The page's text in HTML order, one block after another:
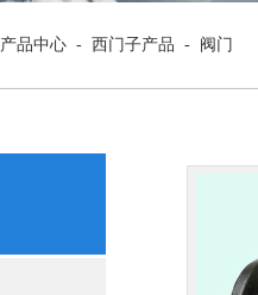
产品中心 - 西门子产品 - 阀门